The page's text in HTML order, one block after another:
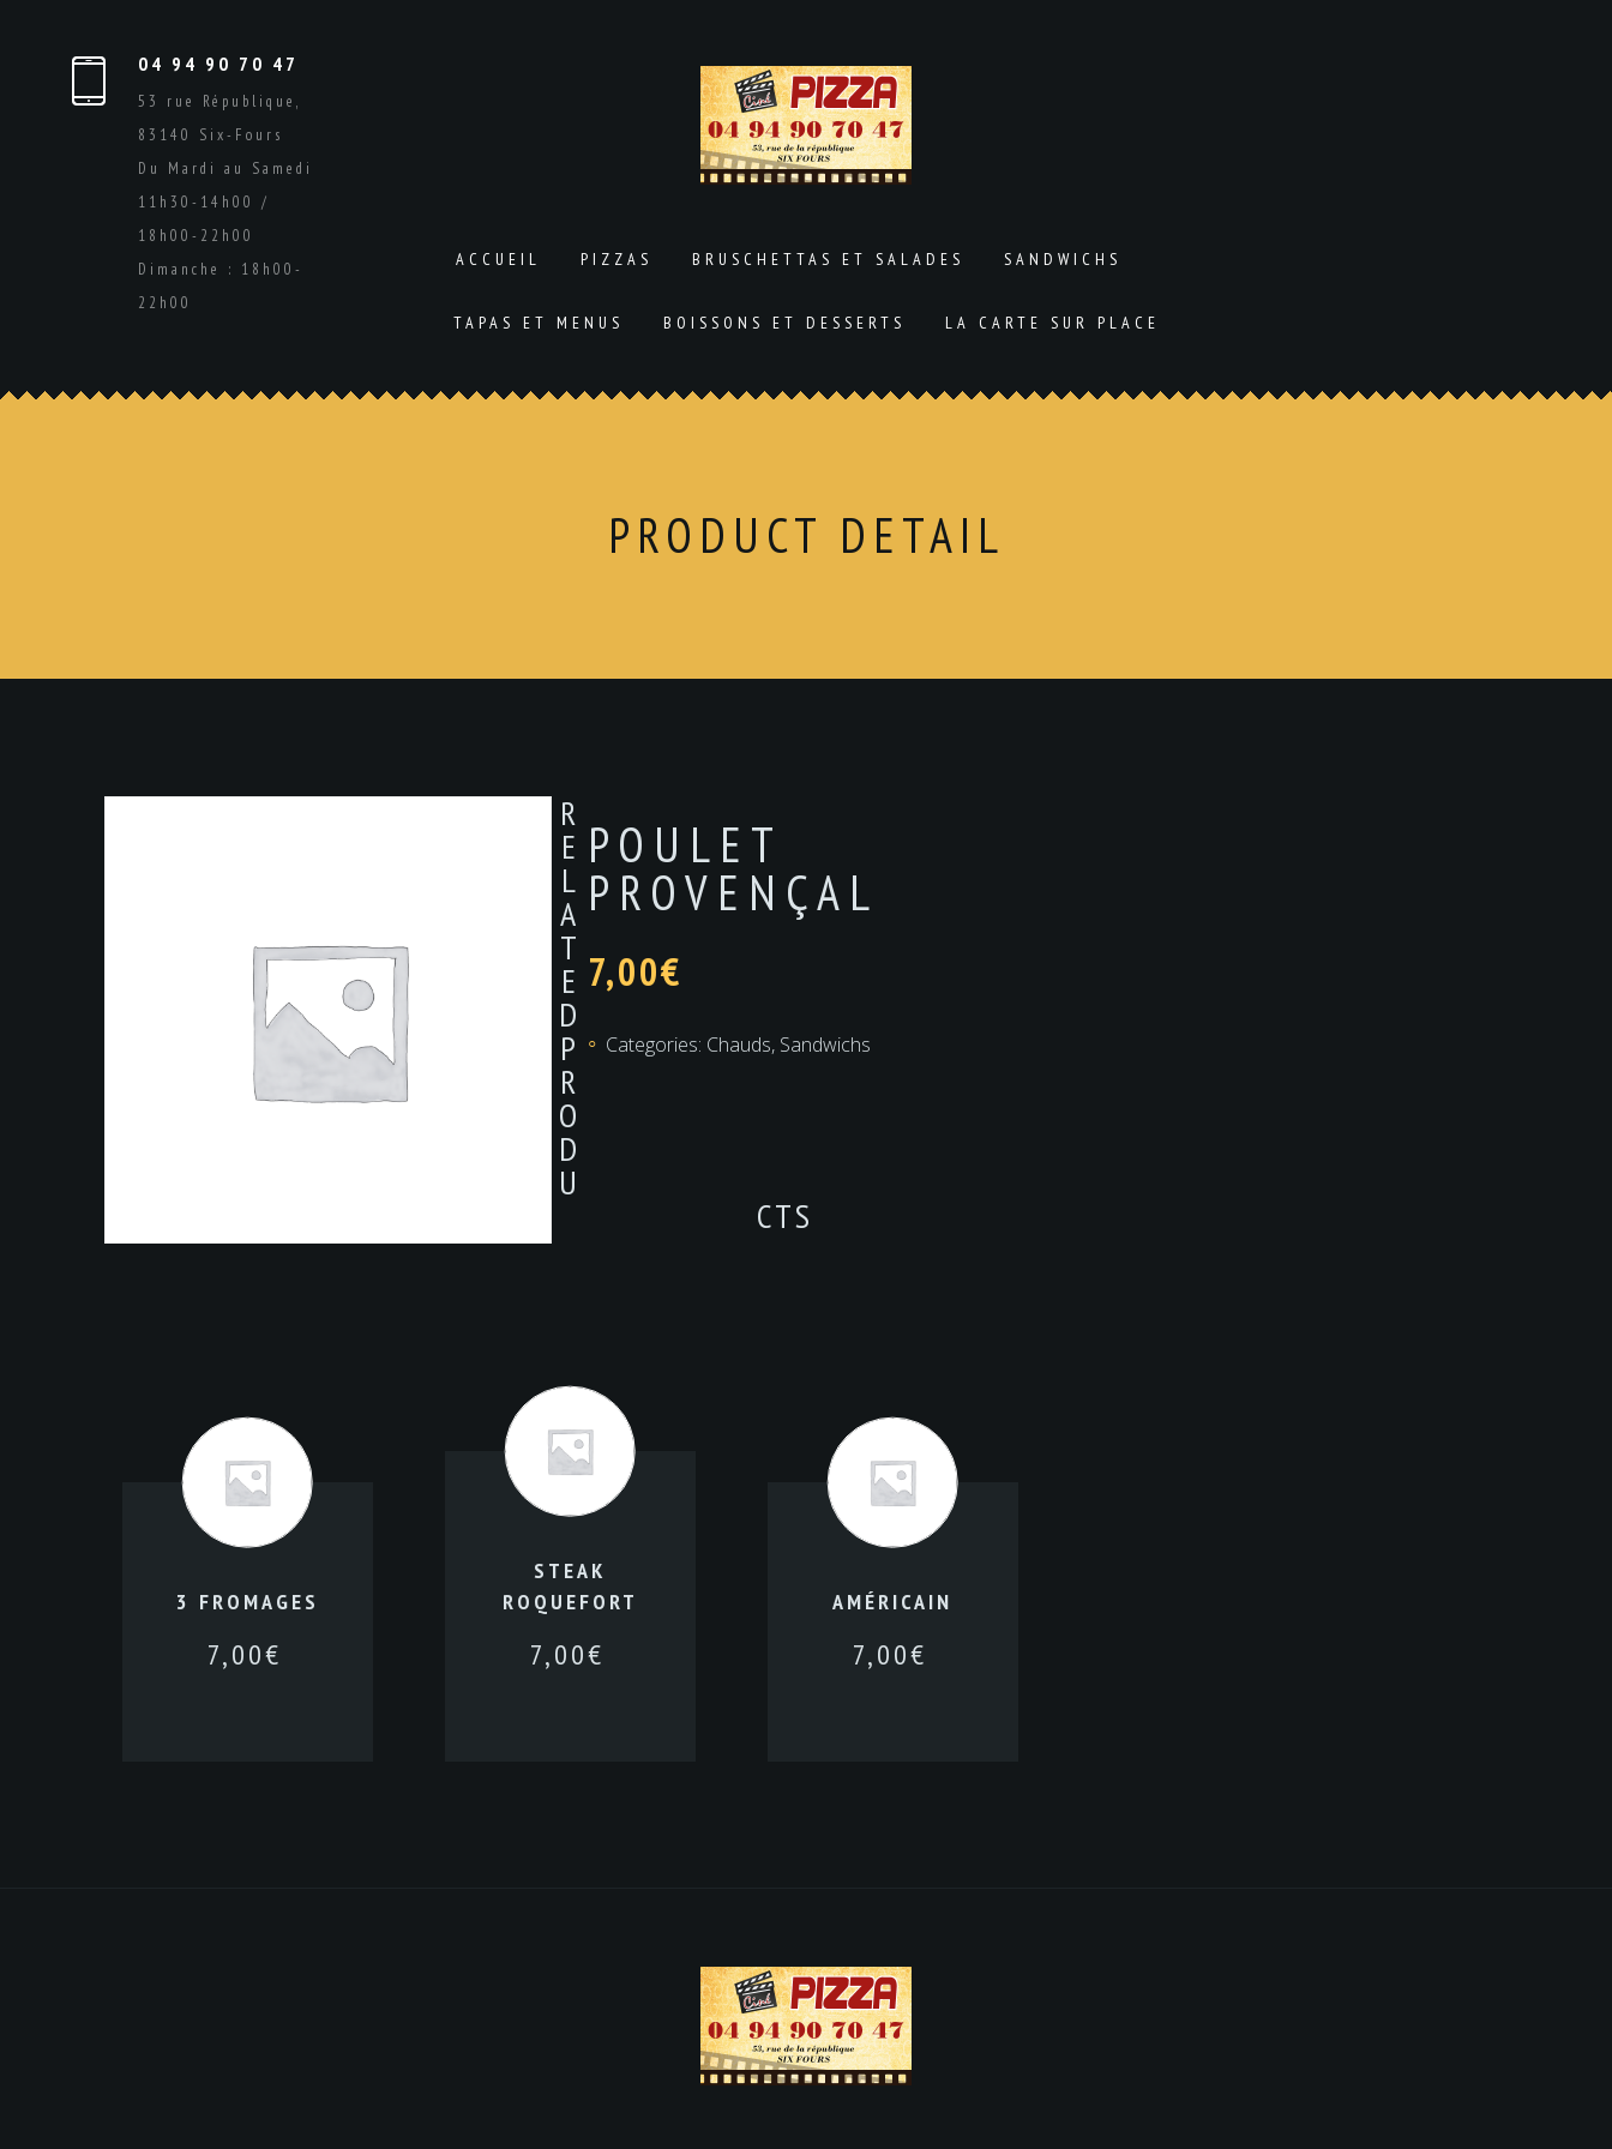
04 94 90 70 47
53 rue République,
83140 Six-Fours
Du Mardi au Samedi
11h30-14h00 /
18h00-22h00
Dimanche : 18h00-
22h00
ACCUEIL PIZZAS BRUSCHETTAS ET SALADES SANDWICHS
TAPAS ET MENUS BOISSONS ET DESSERTS LA CARTE SUR PLACE
PRODUCT DETAIL
POULET
PROVENÇAL
7,00€
Categories: Chauds, Sandwichs
R
E
L
A
T
E
D
P
R
O
D
U
CTS
3 FROMAGES
7,00€
STEAK
ROQUEFORT
7,00€
AMÉRICAIN
7,00€